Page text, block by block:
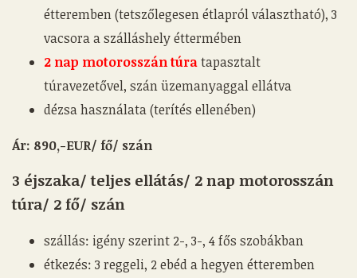
étteremben (tetszőlegesen étlapról választható), 3
vacsora a szálláshely éttermében
2 nap motorosszán túratapasztalt
túravezetővel, szán üzemanyaggal ellátva
dézsa használata (terítés ellenében)
Ár: 890,-EUR/ fő/ szán
3 éjszaka/ teljes ellátás/ 2 nap motorosszán
túra/ 2 fő/ szán
szállás: igény szerint 2-, 3-, 4 fős szobákban
étkezés: 3 reggeli, 2 ebéd a hegyen étteremben